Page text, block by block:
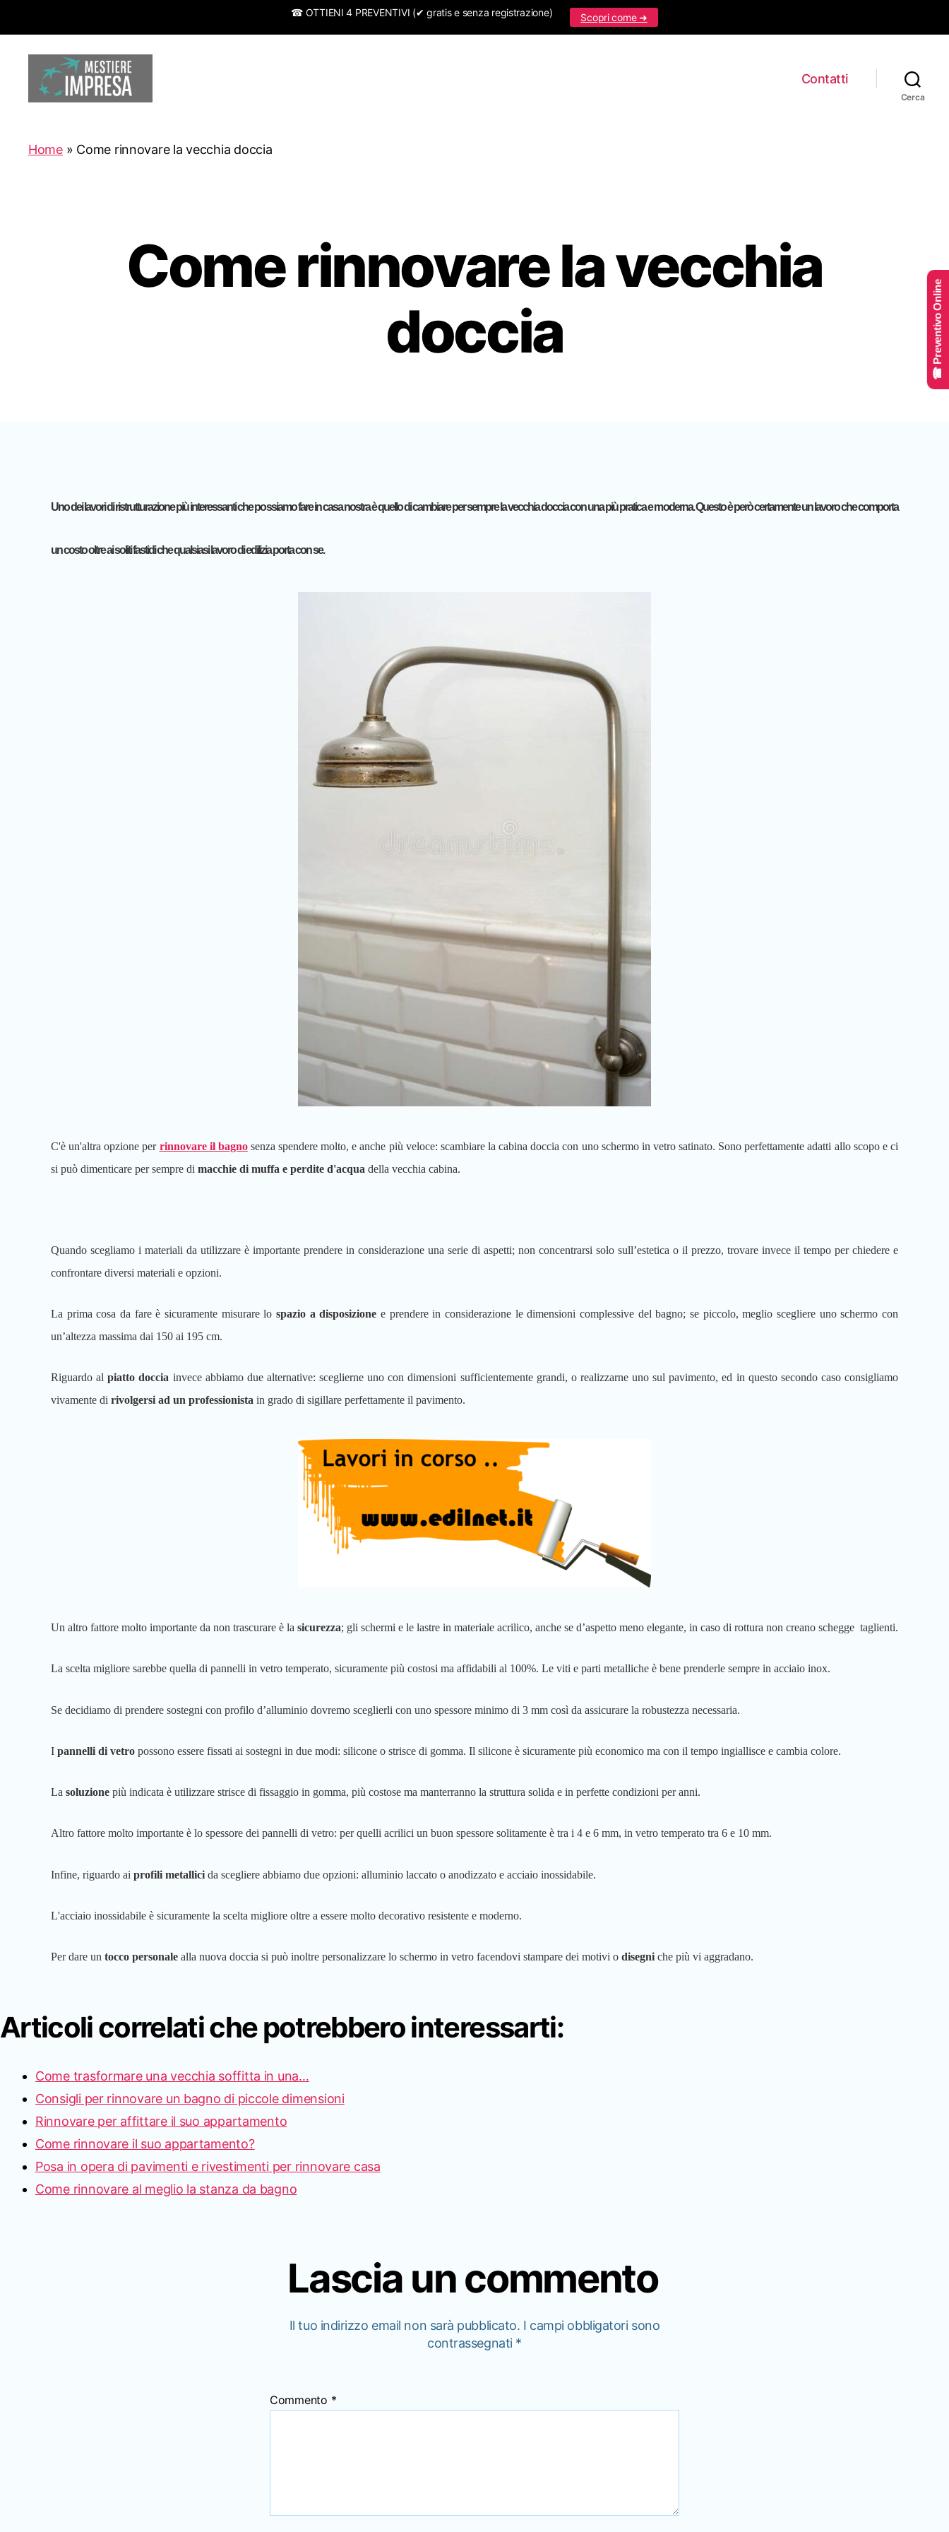
☎ OTTIENI 4 PREVENTIVI (✔ gratis e senza registrazione) Scopri come ➜
Contatti
Cerca
Home» Come rinnovare la vecchia doccia
Come rinnovare la vecchia
doccia
Uno dei lavori di ristrutturazione più interessanti che possiamo fare in casa nostra è quello di cambiare per sempre la vecchia doccia con una più pratica e moderna. Questo è però certamente un lavoro che comporta
un costo oltre ai soliti fastidi che qualsiasi lavoro di edilizia porta con se.
C'è un'altra opzione per rinnovare il bagnosenza spendere molto, e anche più veloce: scambiare la cabina doccia con uno schermo in vetro satinato. Sono perfettamente adatti allo scopo e ci
si può dimenticare per sempre di macchie di muffa e perdite d'acqua della vecchia cabina.
Quando scegliamo i materiali da utilizzare è importante prendere in considerazione una serie di aspetti; non concentrarsi solo sull’estetica o il prezzo, trovare invece il tempo per chiedere e
confrontare diversi materiali e opzioni.
La prima cosa da fare è sicuramente misurare lo spazio a disposizione e prendere in considerazione le dimensioni complessive del bagno; se piccolo, meglio scegliere uno schermo con
un’altezza massima dai 150 ai 195 cm.
Riguardo alpiatto doccia invece abbiamo due alternative: sceglierne uno con dimensioni sufficientemente grandi, o realizzarne uno sul pavimento, ed in questo secondo caso consigliamo
vivamente di rivolgersi ad un professionista in grado di sigillare perfettamente il pavimento.
Un altro fattore molto importante da non trascurare è la sicurezza; gli schermi e le lastre in materiale acrilico, anche se d’aspetto meno elegante, in caso di rottura non creano schegge taglienti.
La scelta migliore sarebbe quella di pannelli in vetro temperato, sicuramente più costosi ma affidabili al 100%. Le viti e parti metalliche è bene prenderle sempre in acciaio inox.
Se decidiamo di prendere sostegni con profilo d’alluminio dovremo sceglierli con uno spessore minimo di 3 mm così da assicurare la robustezza necessaria.
I pannelli di vetro possono essere fissati ai sostegni in due modi: silicone o strisce di gomma. Il silicone è sicuramente più economico ma con il tempo ingiallisce e cambia colore.
La soluzione più indicata è utilizzare strisce di fissaggio in gomma, più costose ma manterranno la struttura solida e in perfette condizioni per anni.
Altro fattore molto importante è lo spessore dei pannelli di vetro: per quelli acrilici un buon spessore solitamente è tra i 4 e 6 mm, in vetro temperato tra 6 e 10 mm.
Infine, riguardo ai profili metallici da scegliere abbiamo due opzioni: alluminio laccato o anodizzato e acciaio inossidabile.
L'acciaio inossidabile è sicuramente la scelta migliore oltre a essere molto decorativo resistente e moderno.
Per dare un tocco personale alla nuova doccia si può inoltre personalizzare lo schermo in vetro facendovi stampare dei motivi o disegni che più vi aggradano.
Articoli correlati che potrebbero interessarti:
Come trasformare una vecchia soffitta in una…
Consigli per rinnovare un bagno di piccole dimensioni
Rinnovare per affittare il suo appartamento
Come rinnovare il suo appartamento?
Posa in opera di pavimenti e rivestimenti per rinnovare casa
Come rinnovare al meglio la stanza da bagno
Lascia un commento
Il tuo indirizzo email non sarà pubblicato. I campi obbligatori sono
contrassegnati *
Commento *
☎ Preventivo Online